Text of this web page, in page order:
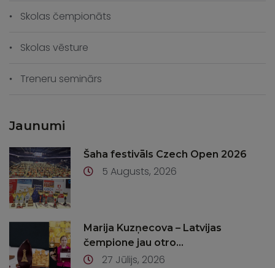
Skolas čempionāts
Skolas vēsture
Treneru seminārs
Jaunumi
Šaha festivāls Czech Open 2026
5 Augusts, 2026
Marija Kuzņecova – Latvijas
čempione jau otro...
27 Jūlijs, 2026